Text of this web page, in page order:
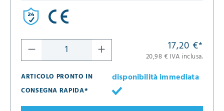
17,20 €*
20,98 € IVA inclusa.
ARTICOLO PRONTO IN
disponibilità immediata
CONSEGNA RAPIDA*